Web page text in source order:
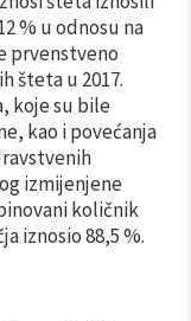
% u odnosu na
prvenstveno
šteta u 2017.
koje su bile
kao i povećanja
izmijenjene
količnik
iznosio 88,5 %.